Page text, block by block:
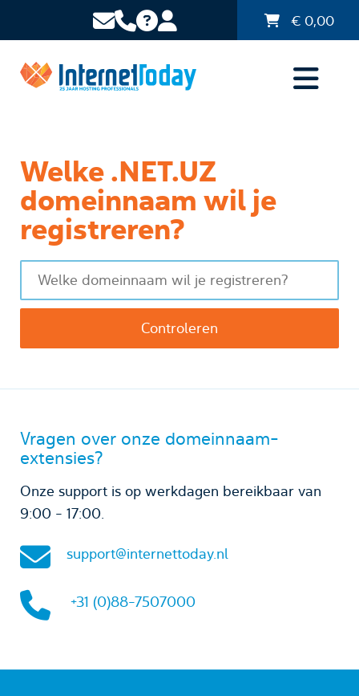
€ 0,00
Welke .NET.UZ
domeinnaam wil je
registreren?
Vragen over onze domeinnaam-
extensies?
Onze support is op werkdagen bereikbaar van
9:00 - 17:00.
support@internettoday.nl
+31 (0)88-7507000